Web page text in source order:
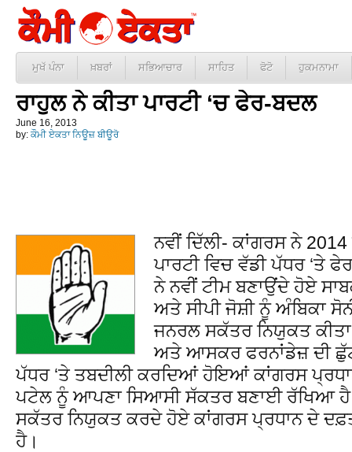
ਮੁਖੱ ਪੰਨਾ ਖ਼ਬਰਾਂ ਸਭਿਆਚਾਰ ਸਾਹਿਤ ਫੋਟੋ ਹੁਕਮਨਾਮਾ
ਰਾਹੁਲ ਨੇ ਕੀਤਾ ਪਾਰਟੀ ‘ਚ ਫੇਰ-ਬਦਲ
June 16, 2013
by: ਕੌਮੀ ਏਕਤਾ ਨਿਊਜ਼ ਬੀਊਰੋ
ਨਵੀਂ ਦਿੱਲੀ- ਕਾਂਗਰਸ ਨੇ
ਪਾਰਟੀ ਵਿਚ ਵੱਡੀ ਪੱਧਰ ‘ਤੇ
ਨੇ ਨਵੀਂ ਟੀਮ ਬਣਾਉਂਦੇ ਹੋਏ
ਅਤੇ ਸੀਪੀ ਜੋਸ਼ੀ ਨੂੰ ਅੰਬਿਕਾ
ਜਨਰਲ ਸਕੱਤਰ ਨਿਯੁਕਤ
ਅਤੇ ਆਸਕਰ ਫਰਨਾਂਡੇਜ਼ ਦੀ
ਪੱਧਰ ‘ਤੇ ਤਬਦੀਲੀ ਕਰਦਿਆਂ ਹੋਇਆਂ ਕਾਂਗਰਸ
ਪਟੇਲ ਨੂੰ ਆਪਣਾ ਸਿਆਸੀ ਸੱਕਤਰ ਬਣਾਈ ਰੱਖਿਆ ਹੈ
ਸਕੱਤਰ ਨਿਯੁਕਤ ਕਰਦੇ ਹੋਏ ਕਾਂਗਰਸ ਪ੍ਰਧਾਨ ਦੇ
ਹੈ।